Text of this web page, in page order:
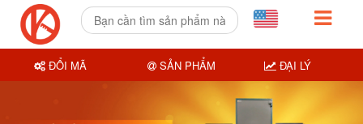
ĐỔI MÃ SẢN PHẨM ĐẠI LÝ